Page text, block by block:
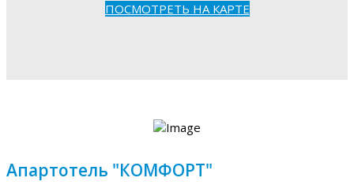
ПОСМОТРЕТЬ НА КАРТЕ
Апартотель "КОМФОРТ"